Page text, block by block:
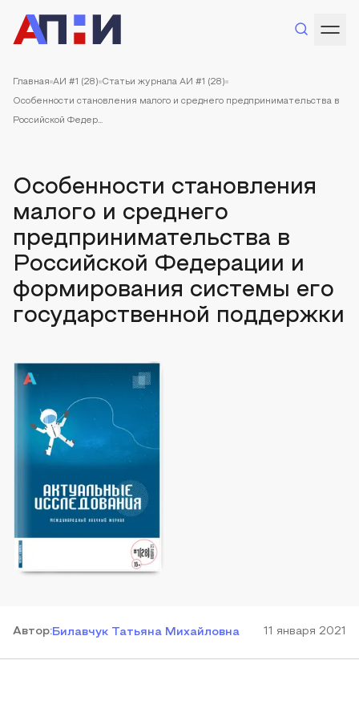
Главная АИ #1 (28) Статьи журнала АИ #1 (28)
Особенности становления малого и среднего предпринимательства в
Российской Федер...
Особенности становления
малого и среднего
предпринимательства в
Российской Федерации и
формирования системы его
государственной поддержки
Автор:Билавчук Татьяна Михайловна 11 января 2021